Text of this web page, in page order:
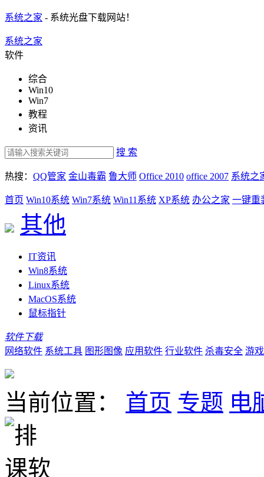
系统之家 - 系统光盘下载网站！
系统之家
软件
综合
Win10
Win7
教程
资讯
搜 索
热搜： QQ管家 金山毒霸 鲁大师 Office 2010 office 2007 系统之
首页 Win10系统 Win7系统 Win11系统 XP系统 办公之家 一键重
其他
IT资讯
Win8系统
Linux系统
MacOS系统
鼠标指针
软件下载
网络软件 系统工具 图形图像 应用软件 行业软件 杀毒安全 游
当前位置： 首页 专题 电